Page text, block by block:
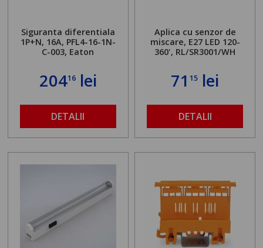
Siguranta diferentiala
1P+N, 16A, PFL4-16-1N-
C-003, Eaton
20416lei
DETALII
Aplica cu senzor de
miscare, E27 LED 120-
360', RL/SR3001/WH
7115 lei
DETALII